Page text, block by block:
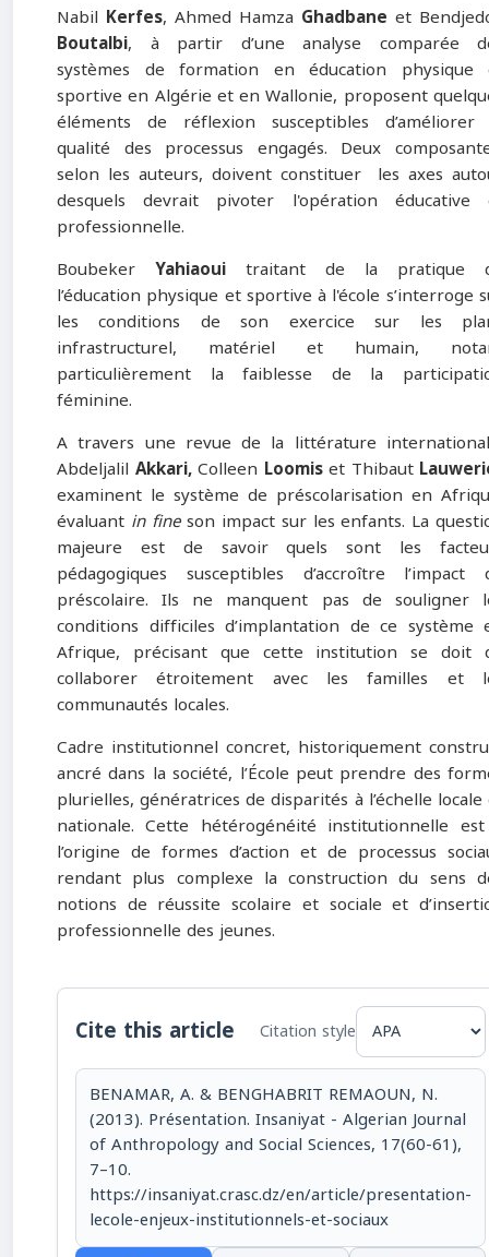
Nabil Kerfes, Ahmed Hamza Ghadbane et
Boutalbi, à partir d’une analyse comparée
systèmes de formation en éducation physique
sportive en Algérie et en Wallonie, proposent
éléments de réflexion susceptibles d’améliorer
qualité des processus engagés. Deux
selon les auteurs, doivent constituer les axes
desquels devrait pivoter l'opération éducative
professionnelle.
Boubeker Yahiaoui traitant de la pratique
l’éducation physique et sportive à l'école s’interroge
les conditions de son exercice sur les
infrastructurel, matériel et humain,
particulièrement la faiblesse de la
féminine.
A travers une revue de la littérature
Abdeljalil Akkari,Colleen Loomiset Thibaut
examinent le système de préscolarisation en
évaluant in fineson impact sur les enfants. La
majeure est de savoir quels sont les
pédagogiques susceptibles d’accroître l’impact
préscolaire. Ils ne manquent pas de souligner
conditions difficiles d’implantation de ce système
Afrique, précisant que cette institution se doit
collaborer étroitement avec les familles et
communautés locales.
Cadre institutionnel concret, historiquement
ancré dans la société, l’École peut prendre des
plurielles, génératrices de disparités à l’échelle
nationale. Cette hétérogénéité institutionnelle
l’origine de formes d’action et de processus
rendant plus complexe la construction du sens
notions de réussite scolaire et sociale et
professionnelle des jeunes.
Cite this article Citation style
BENAMAR, A. & BENGHABRIT REMAOUN, N.
(2013). Présentation. Insaniyat - Algerian Journal
of Anthropology and Social Sciences, 17(60-61),
7–10.
https://insaniyat.crasc.dz/en/article/presentation-
lecole-enjeux-institutionnels-et-sociaux